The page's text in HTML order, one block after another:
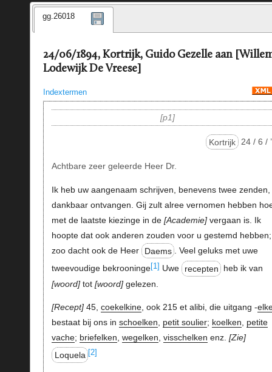
gg.26018
24/06/1894, Kortrijk, Guido Gezelle aan
Lodewijk De Vreese]
Indextermen
p1
Kortrijk 24 / 6 /
Achtbare zeer geleerde Heer Dr.
Ik heb uw aangenaam schrijven, benevens twee zenden,
dankbaar ontvangen. Gij zult alree vernomen hebben
met de laatste kiezinge in de Academie vergaan is. Ik
hoopte dat ook anderen zouden voor u gestemd hebben;
zoo dacht ook de Heer
Daems . Veel geluks met uwe
tweevoudige bekrooninge[1] Uwe recepten
heb ik van
woord tot woord gelezen.
Recept 45, coekelkine, ook 215 et alibi, die uitgang -
bestaat bij ons in schoelken petit soulier; koelken
petite
vache; briefelken wegelken visschelken enz.
Zie
Loquela [2]